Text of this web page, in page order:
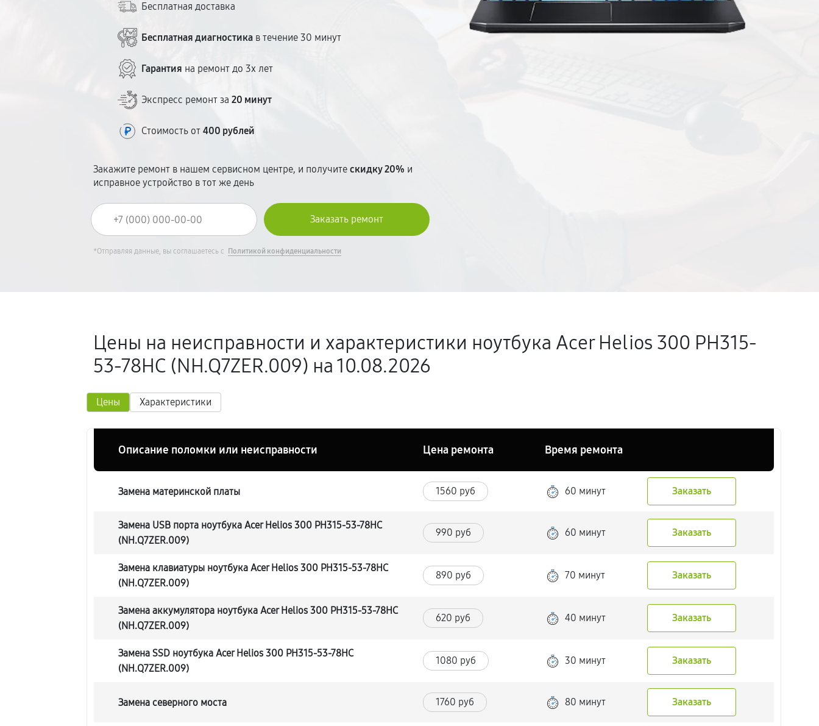
Прозрачное ценообразование — без сюрпризов в чеке.
Бесплатная доставка
Бесплатная диагностика в течение 30 минут
Гарантия на ремонт до 3х лет
Экспресс ремонт за20 минут
Стоимость от400 рублей
Закажите ремонт в нашем сервисном центре, и получитескидку 20% и
исправное устройство в тот же день
*Отправляя данные, вы соглашаетесь с Политикой конфиденциальности
Цены на неисправности и характеристики ноутбука Acer Helios 300 PH315-
53-78HC (NH.Q7ZER.009) на 10.08.2026
Цены Характеристики
Описание поломки или неисправности Цена ремонта Время ремонта
Замена материнской платы 1560 руб 60 минут Заказать
Замена USB порта ноутбука Acer Helios 300 PH315-53-78HC
(NH.Q7ZER.009)
990 руб 60 минут Заказать
Замена клавиатуры ноутбука Acer Helios 300 PH315-53-78HC
(NH.Q7ZER.009)
890 руб 70 минут Заказать
Замена аккумулятора ноутбука Acer Helios 300 PH315-53-78HC
(NH.Q7ZER.009)
620 руб 40 минут Заказать
Замена SSD ноутбука Acer Helios 300 PH315-53-78HC
(NH.Q7ZER.009)
1080 руб 30 минут Заказать
Замена северного моста 1760 руб 80 минут Заказать